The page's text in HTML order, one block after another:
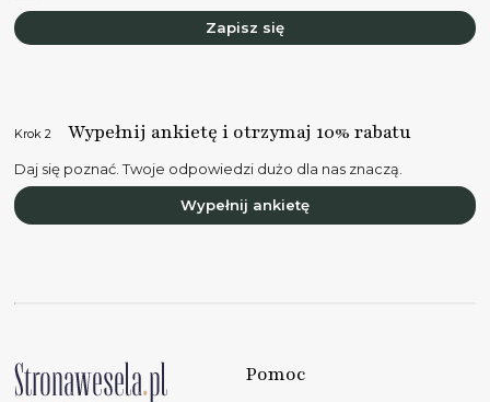
Zapisz się
Krok 2 Wypełnij ankietę i otrzymaj 10% rabatu
Daj się poznać. Twoje odpowiedzi dużo dla nas znaczą.
Wypełnij ankietę
Pomoc